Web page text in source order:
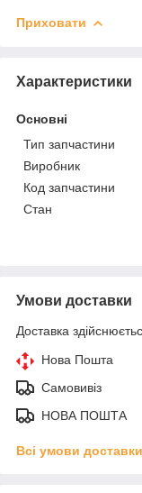
Приховати
Характеристики
Основні
Тип запчастини
Виробник
Код запчастини
Стан
Умови доставки
Доставка
Нова Пошта
Самовивіз
НОВА ПОШТА
Всі умови доставки